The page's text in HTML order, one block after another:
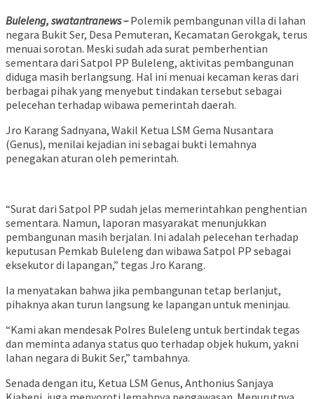
Buleleng, swatantranews –Polemik pembangunan villa di lahan
negara Bukit Ser, Desa Pemuteran, Kecamatan Gerokgak, terus
menuai sorotan. Meski sudah ada surat pemberhentian
sementara dari Satpol PP Buleleng, aktivitas pembangunan
diduga masih berlangsung. Hal ini menuai kecaman keras dari
berbagai pihak yang menyebut tindakan tersebut sebagai
pelecehan terhadap wibawa pemerintah daerah.
Jro Karang Sadnyana, Wakil Ketua LSM Gema Nusantara
(Genus), menilai kejadian ini sebagai bukti lemahnya
penegakan aturan oleh pemerintah.
“Surat dari Satpol PP sudah jelas memerintahkan penghentian
sementara. Namun, laporan masyarakat menunjukkan
pembangunan masih berjalan. Ini adalah pelecehan terhadap
keputusan Pemkab Buleleng dan wibawa Satpol PP sebagai
eksekutor di lapangan,” tegas Jro Karang.
Ia menyatakan bahwa jika pembangunan tetap berlanjut,
pihaknya akan turun langsung ke lapangan untuk meninjau.
“Kami akan mendesak Polres Buleleng untuk bertindak tegas
dan meminta adanya status quo terhadap objek hukum, yakni
lahan negara di Bukit Ser,” tambahnya.
Senada dengan itu, Ketua LSM Genus, Anthonius Sanjaya